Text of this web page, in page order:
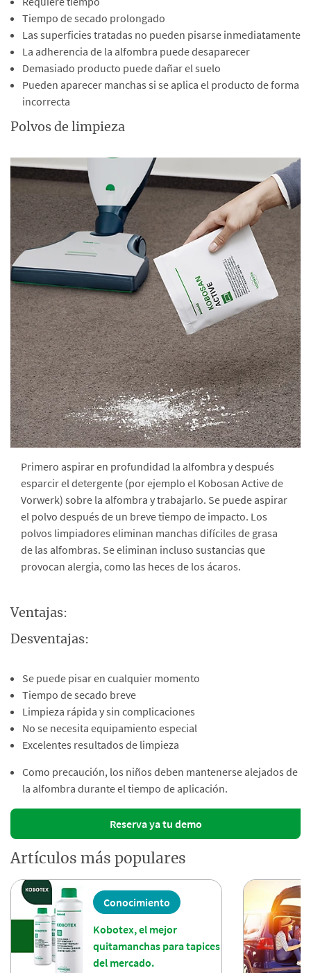
Tiempo de secado prolongado
Las superficies tratadas no pueden pisarse inmediatamente
La adherencia de la alfombra puede desaparecer
Demasiado producto puede dañar el suelo
Pueden aparecer manchas si se aplica el producto de forma
incorrecta
Polvos de limpieza
Primero aspirar en profundidad la alfombra y después
esparcir el detergente (por ejemplo el Kobosan Active de
Vorwerk) sobre la alfombra y trabajarlo. Se puede aspirar
el polvo después de un breve tiempo de impacto. Los
polvos limpiadores eliminan manchas difíciles de grasa
de las alfombras. Se eliminan incluso sustancias que
provocan alergia, como las heces de los ácaros.
Ventajas:
Desventajas:
Se puede pisar en cualquier momento
Tiempo de secado breve
Limpieza rápida y sin complicaciones
No se necesita equipamiento especial
Excelentes resultados de limpieza
Como precaución, los niños deben mantenerse alejados de
la alfombra durante el tiempo de aplicación.
Reserva ya tu demo
Artículos más populares
Conocimiento
Kobotex, el mejor
quitamanchas para tapices
del mercado.